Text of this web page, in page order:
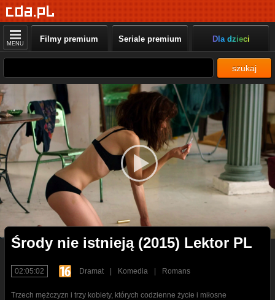
MENU Filmy premium Seriale premium Dla dzieci
szukaj
Środy nie istnieją (2015) Lektor PL
02:05:02 Dramat Komedia Romans
Trzech mężczyzn i trzy kobiety, których codzienne życie i miłosne